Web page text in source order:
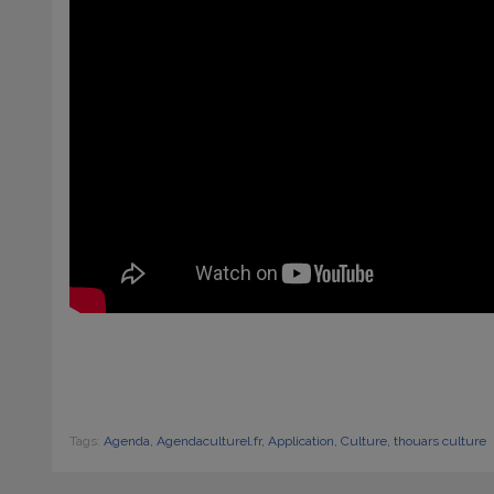
Tags: Agenda, Agendaculturel.fr, Application, Culture, thouars culture